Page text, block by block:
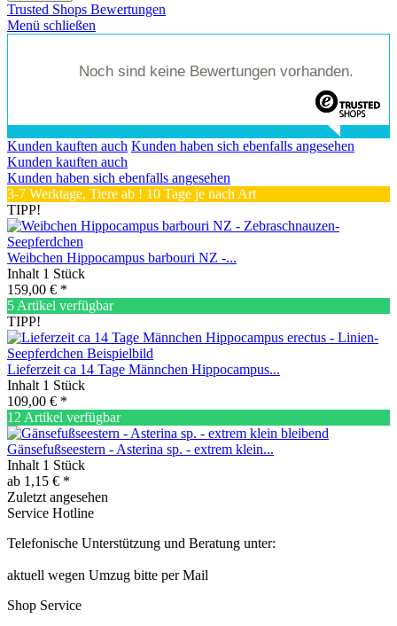
Trusted Shops Bewertungen
Menü schließen
Noch sind keine Bewertungen vorhanden.
Kunden kauften auch Kunden haben sich ebenfalls angesehen
Kunden kauften auch
Kunden haben sich ebenfalls angesehen
3-7 Werktage, Tiere ab ! 10 Tage je nach Art
TIPP!
Weibchen Hippocampus barbouri NZ -...
Inhalt 1 Stück
159,00 € *
5 Artikel verfügbar
TIPP!
Lieferzeit ca 14 Tage Männchen Hippocampus...
Inhalt 1 Stück
109,00 € *
12 Artikel verfügbar
Gänsefußseestern - Asterina sp. - extrem klein...
Inhalt 1 Stück
ab 1,15 € *
Zuletzt angesehen
Service Hotline
Telefonische Unterstützung und Beratung unter:
aktuell wegen Umzug bitte per Mail
Shop Service